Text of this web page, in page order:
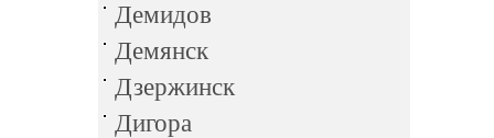
Демидов
Демянск
Дзержинск
Дигора